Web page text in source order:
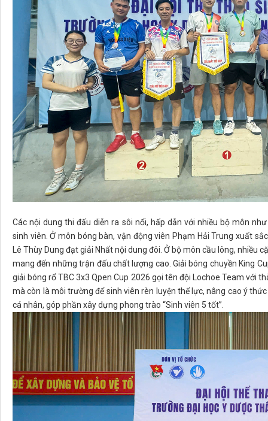
Các nội dung thi đấu diễn ra sôi nổi, hấp dẫn với nhiều bộ môn
sinh viên. Ở môn bóng bàn, vận động viên Phạm Hải Trung xuất
Lê Thùy Dung đạt giải Nhất nội dung đôi. Ở bộ môn cầu lông, nhiều
mang đến những trận đấu chất lượng cao. Giải bóng chuyền King
giải bóng rổ TBC 3x3 Qpen Cup 2026 gọi tên đội Lochoe Team với
mà còn là môi trường để sinh viên rèn luyện thể lực, nâng cao ý
cá nhân, góp phần xây dựng phong trào “Sinh viên 5 tốt”.